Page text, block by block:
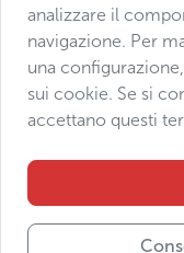
Condizioni di vendita
Protezione dei dati
Dichiarazione di
Manage consent
analizzare il
navigazione. Per
una
sui cookie. Se si
accettano questi